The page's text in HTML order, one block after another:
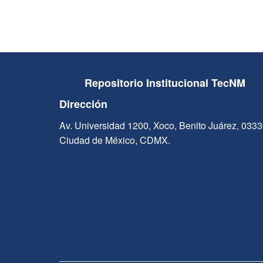
Repositorio Institucional TecNM
Dirección
Av. Universidad 1200, Xoco, Benito Juárez,
Ciudad de México, CDMX.